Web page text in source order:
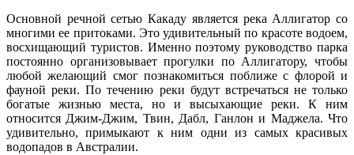
Основной речной сетью Какаду является река Аллигатор со
многими ее притоками. Это удивительный по красоте водоем,
восхищающий туристов. Именно поэтому руководство парка
постоянно организовывает прогулки по Аллигатору, чтобы
любой желающий смог познакомиться поближе с флорой и
фауной реки. По течению реки будут встречаться не только
богатые жизнью места, но и высыхающие реки. К ним
относится Джим-Джим, Твин, Дабл, Ганлон и Маджела. Что
удивительно, примыкают к ним одни из самых красивых
водопадов в Австралии.